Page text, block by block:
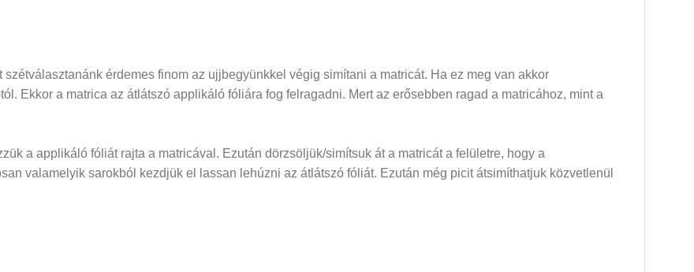
érdemes finom az ujjbegyünkkel végig simítani a matricát. Ha ez meg van akkor
Ekkor a matrica az átlátszó applikáló fóliára fog felragadni. Mert az erősebben ragad a matricához, mint a
a applikáló fóliát rajta a matricával. Ezután dörzsöljük/simítsuk át a matricát a felületre, hogy a
valamelyik sarokból kezdjük el lassan lehúzni az átlátszó fóliát. Ezután még picit átsimíthatjuk közvetlenül